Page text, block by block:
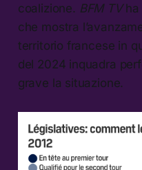
coalizione. BFM TVha
che mostra
territorio francese in
del 2024 inquadra
grave la situazione.